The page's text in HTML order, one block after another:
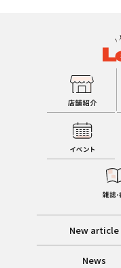
New article
News